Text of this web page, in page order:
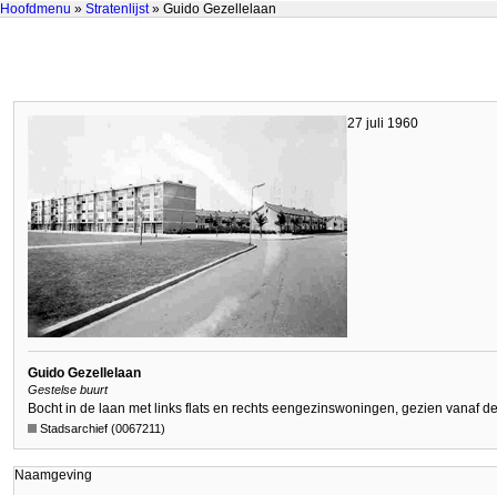
Hoofdmenu » Stratenlijst» Guido Gezellelaan
27 juli 1960
Guido Gezellelaan
Gestelse buurt
Bocht in de laan met links flats en rechts eengezinswoningen, gezien vanaf
Stadsarchief (0067211)
Naamgeving